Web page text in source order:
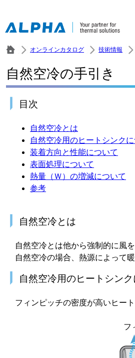
オンラインカタログ 技術情報
自然空冷の手引き
目次
自然空冷とは
自然空冷用のヒートシンク
装着方向と性能について
表面処理について
熱量（Ｗ）の増減について
参考
自然空冷とは
自然空冷とは他から強制的に風
自然空冷の場合、熱源によって
自然空冷用のヒートシン
フィンピッチの密度が高いヒー
フ